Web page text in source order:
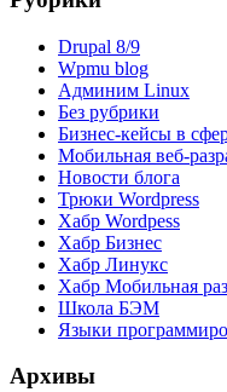
Drupal 8/9
Wpmu blog
Админим Linux
Без рубрики
Бизнес-кейсы в
Мобильная веб-
Новости блога
Трюки Wordpress
Хабр Wordpess
Хабр Бизнес
Хабр Линукс
Хабр Мобильная
Школа БЭМ
Языки
Архивы